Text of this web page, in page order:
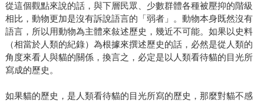
從這個觀點來說的話，與下層民眾、少數群體各種被壓抑的階級
相比，動物更加是沒有訴說語言的「弱者」。動物本身既然沒有
語言，所以用動物為主體來敍述歷史，幾近不可能。如果以史料
（相當於人類的紀錄）為根據來撰述歷史的話，必然是從人類的
角度來看人與貓的關係，換言之，必定是以人類看待貓的目光所
寫成的歷史。
如果貓的歷史，是人類看待貓的目光所寫的歷史，那麼對貓不感